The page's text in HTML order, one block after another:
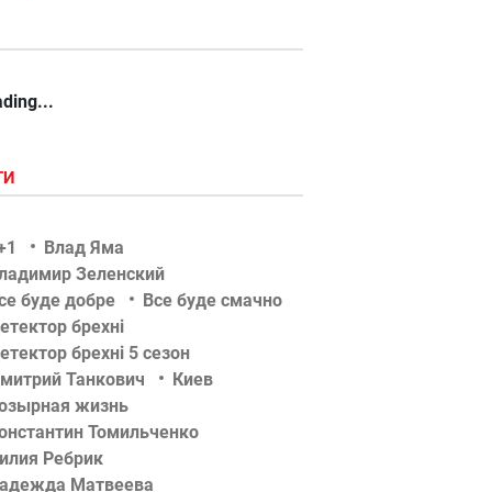
Влад Яма
Зеленский
буде добре
Все буде смачно
брехні
брехні 5 сезон
Танкович
Киев
жизнь
Томильченко
Ребрик
Матвеева